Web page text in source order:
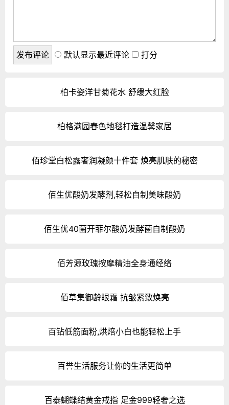
默认显示最近评论 打分
柏卡姿洋甘菊花水 舒缓大红脸
柏格满园春色地毯打造温馨家居
佰珍堂白松露奢润凝颜十件套 焕亮肌肤的秘密
佰生优酸奶发酵剂,轻松自制美味酸奶
佰生优40菌开菲尔酸奶发酵菌自制酸奶
佰芳源玫瑰按摩精油全身通经络
佰草集御龄眼霜 抗皱紧致焕亮
百钻低筋面粉,烘焙小白也能轻松上手
百誉生活服务让你的生活更简单
百泰蝴蝶结黄金戒指 足金999轻奢之选